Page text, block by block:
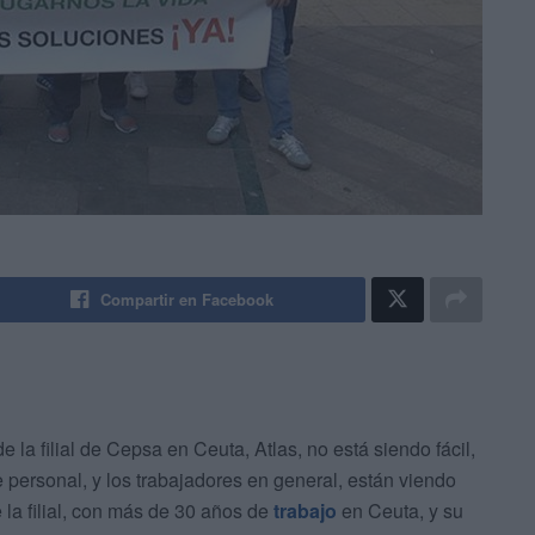
Compartir en Facebook
la filial de Cepsa en Ceuta, Atlas, no está siendo fácil,
y los trabajadores en general, están viendo
filial, con más de 30 años de trabajo en Ceuta, y su